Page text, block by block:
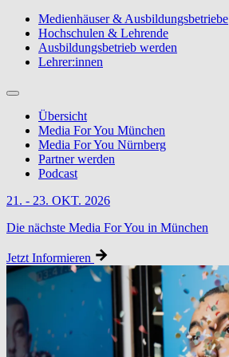
Medienhäuser & Ausbildungsbetriebe
Hochschulen & Lehrende
Ausbildungsbetrieb werden
Lehrer:innen
Übersicht
Media For You München
Media For You Nürnberg
Partner werden
Podcast
21. - 23. OKT. 2026
Die nächste Media For You in München
Jetzt Informieren